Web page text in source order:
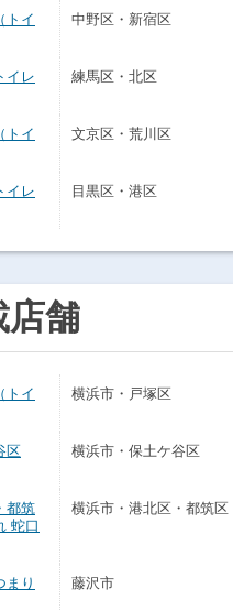
トイ
中野区・新宿区
イレ
練馬区・北区
トイ
文京区・荒川区
イレ
目黒区・港区
店舗
トイ
横浜市・戸塚区
区
横浜市・保土ケ谷区
都筑
蛇口
横浜市・港北区・都筑区
まり
藤沢市